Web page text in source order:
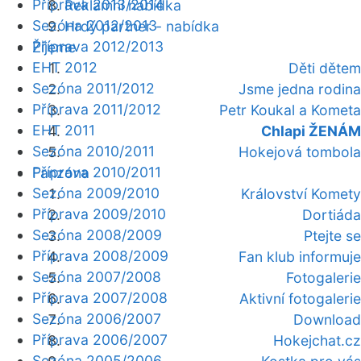
Reklamní nabídka
Hrdý partner - nabídka
Žijeme
Děti dětem
Jsme jedna rodina
Petr Koukal a Kometa
Chlapi ŽENÁM
Hokejová tombola
Fanzóna
Království Komety
Dortiáda
Ptejte se
Fan klub informuje
Fotogalerie
Aktivní fotogalerie
Download
Hokejchat.cz
Příprava 2013/2014
Sezóna 2012/2013
Příprava 2012/2013
EHT 2012
Sezóna 2011/2012
Příprava 2011/2012
EHT 2011
Sezóna 2010/2011
Příprava 2010/2011
Sezóna 2009/2010
Příprava 2009/2010
Sezóna 2008/2009
Příprava 2008/2009
Sezóna 2007/2008
Příprava 2007/2008
Sezóna 2006/2007
Příprava 2006/2007